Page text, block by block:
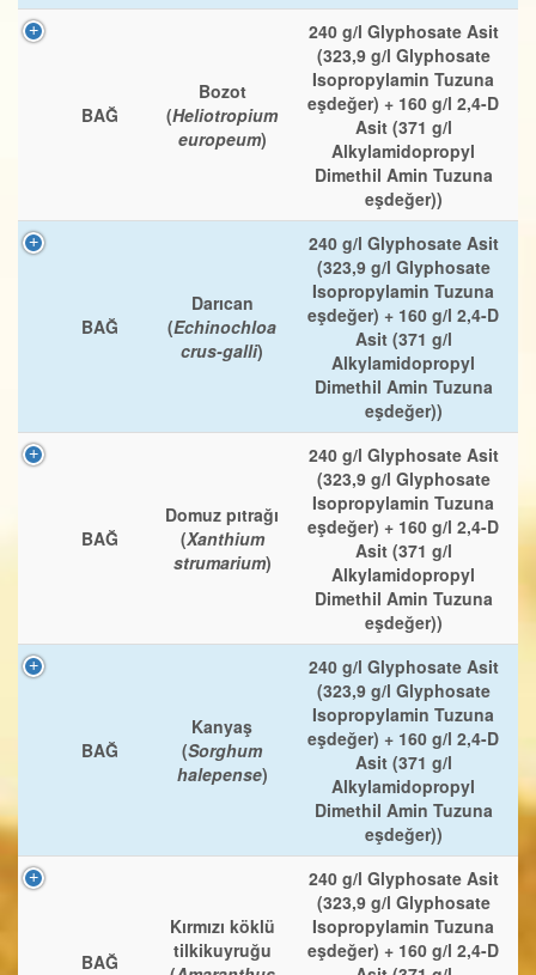
BAĞ
Bozot
(Heliotropium
europeum)
240 g/l Glyphosate Asit
(323,9 g/l Glyphosate
Isopropylamin Tuzuna
eşdeğer) + 160 g/l 2,4-D
Asit (371 g/l
Alkylamidopropyl
Dimethil Amin Tuzuna
eşdeğer))
BAĞ
Darıcan
(Echinochloa
crus-galli)
240 g/l Glyphosate Asit
(323,9 g/l Glyphosate
Isopropylamin Tuzuna
eşdeğer) + 160 g/l 2,4-D
Asit (371 g/l
Alkylamidopropyl
Dimethil Amin Tuzuna
eşdeğer))
BAĞ
Domuz pıtrağı
(Xanthium
strumarium)
240 g/l Glyphosate Asit
(323,9 g/l Glyphosate
Isopropylamin Tuzuna
eşdeğer) + 160 g/l 2,4-D
Asit (371 g/l
Alkylamidopropyl
Dimethil Amin Tuzuna
eşdeğer))
BAĞ
Kanyaş
(Sorghum
halepense)
240 g/l Glyphosate Asit
(323,9 g/l Glyphosate
Isopropylamin Tuzuna
eşdeğer) + 160 g/l 2,4-D
Asit (371 g/l
Alkylamidopropyl
Dimethil Amin Tuzuna
eşdeğer))
BAĞ
Kırmızı köklü
tilkikuyruğu
240 g/l Glyphosate Asit
(323,9 g/l Glyphosate
Isopropylamin Tuzuna
eşdeğer) + 160 g/l 2,4-D